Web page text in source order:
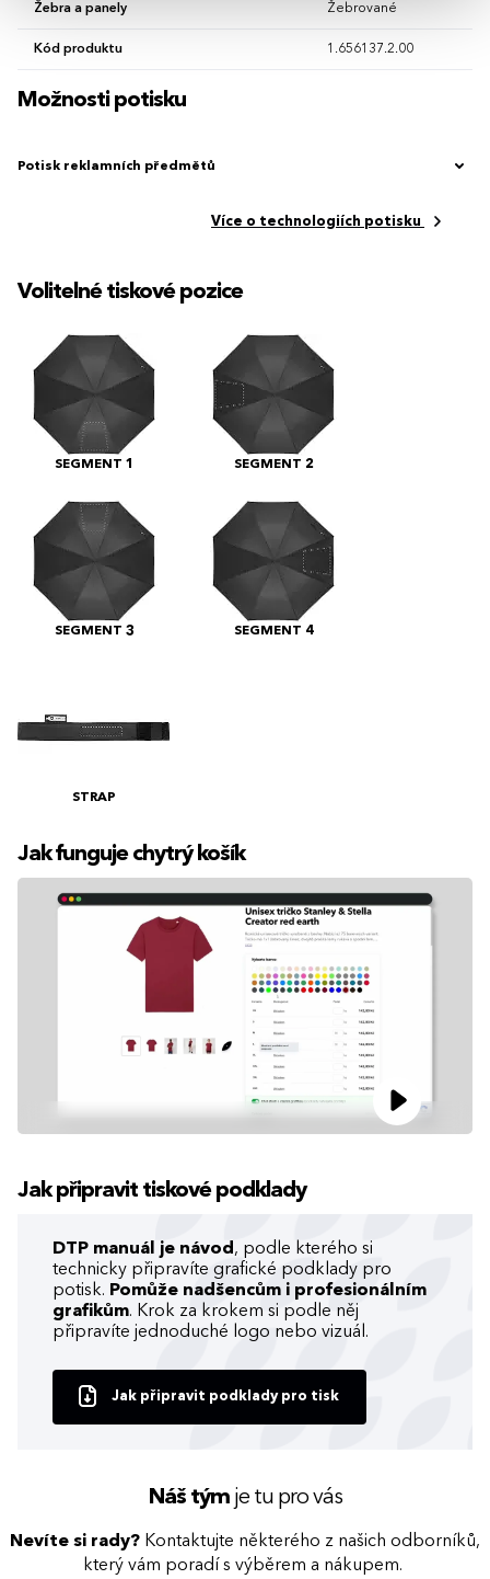
Žebra a panely Žebrované
Kód produktu 1.656137.2.00
Možnosti potisku
Potisk reklamních předmětů
Více o technologiích potisku
Volitelné tiskové pozice
SEGMENT 1 SEGMENT 2
SEGMENT 3 SEGMENT 4
STRAP
Jak funguje chytrý košík
Jak připravit tiskové podklady
DTP manuál je návod , podle kterého si
technicky připravíte grafické podklady pro
potisk. Pomůže nadšencům i profesionálním
grafikům. Krok za krokem si podle něj
připravíte jednoduché logo nebo vizuál.
Jak připravit podklady pro tisk
Náš týmje tu pro vás
Nevíte si rady? Kontaktujte některého z našich odborníků,
který vám poradí s výběrem a nákupem.